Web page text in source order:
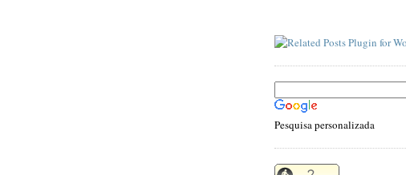
Pesquisa personalizada